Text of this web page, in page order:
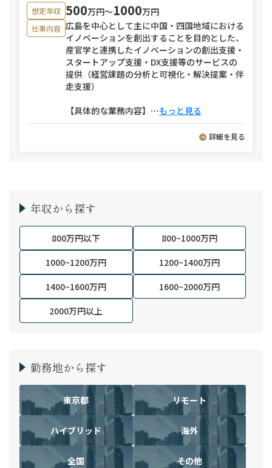
想定年収 500万円〜1000万円
仕事内容 広島を中心として主に中国・四国地域における
イノベーションを創出することを目的とした、
産官学と連携したイノベーションの創出支援・
スタートアップ支援・DX支援等のサービスの
提供（経営課題の分析と可視化・解決提案・伴
走支援）
【具体的な業務内容】 ⋯もっと見る
詳細を見る
年収から探す
800万円以下
800~1000万円
1000~1200万円
1200~1400万円
1400~1600万円
1600~2000万円
2000万円以上
勤務地から探す
東京都 リモート
ハイブリッド 海外
全国 その他